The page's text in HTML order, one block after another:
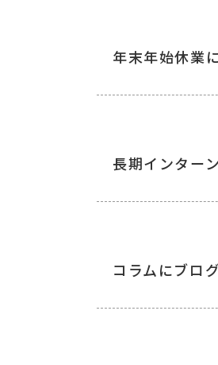
年末年始休業
長期インター
コラムにブロ